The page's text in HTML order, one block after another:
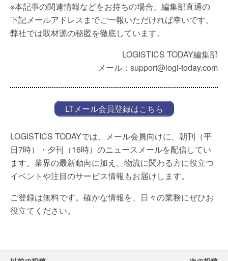
※本記事の関連情報などをお持ちの場合、編集部直通の
下記メールアドレスまでご一報いただければ幸いです。
弊社では取材源の秘匿を徹底しています。
LOGISTICS TODAY編集部
メール：support@logi-today.com
LTメール会員登録はこちら
LOGISTICS TODAYでは、メール会員向けに、朝刊（平
日7時）・夕刊（16時）のニュースメールを配信してい
ます。業界の最新動向に加え、物流に関わる方に役立つ
イベントや注目のサービス情報もお届けします。
ご登録は無料です。確かな情報を、日々の業務にぜひお
役立てください。